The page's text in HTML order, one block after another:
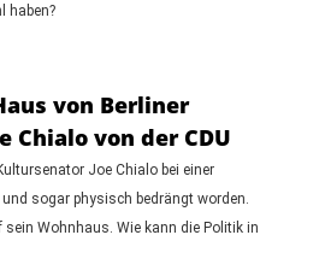
haben?
von Berliner
Chialo von der CDU
Joe Chialo bei einer
sogar physisch bedrängt worden.
sein Wohnhaus. Wie kann die Politik in